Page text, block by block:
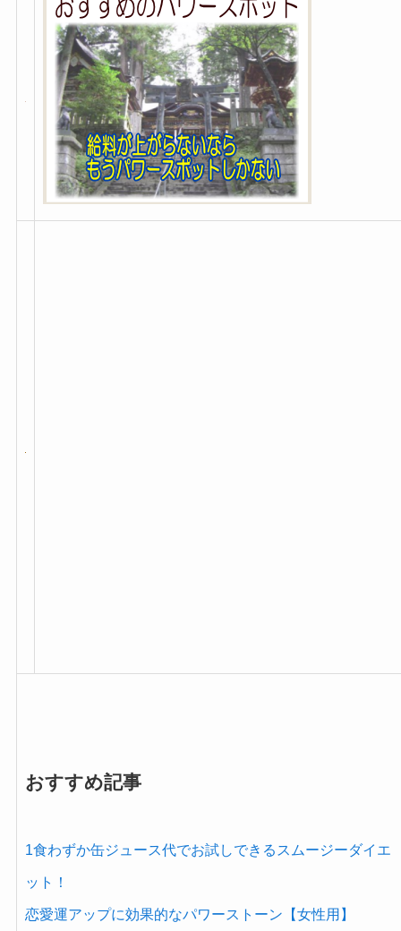
おすすめ記事
1食わずか缶ジュース代でお試しできるスムージーダイエ
ット！
恋愛運アップに効果的なパワーストーン【女性用】